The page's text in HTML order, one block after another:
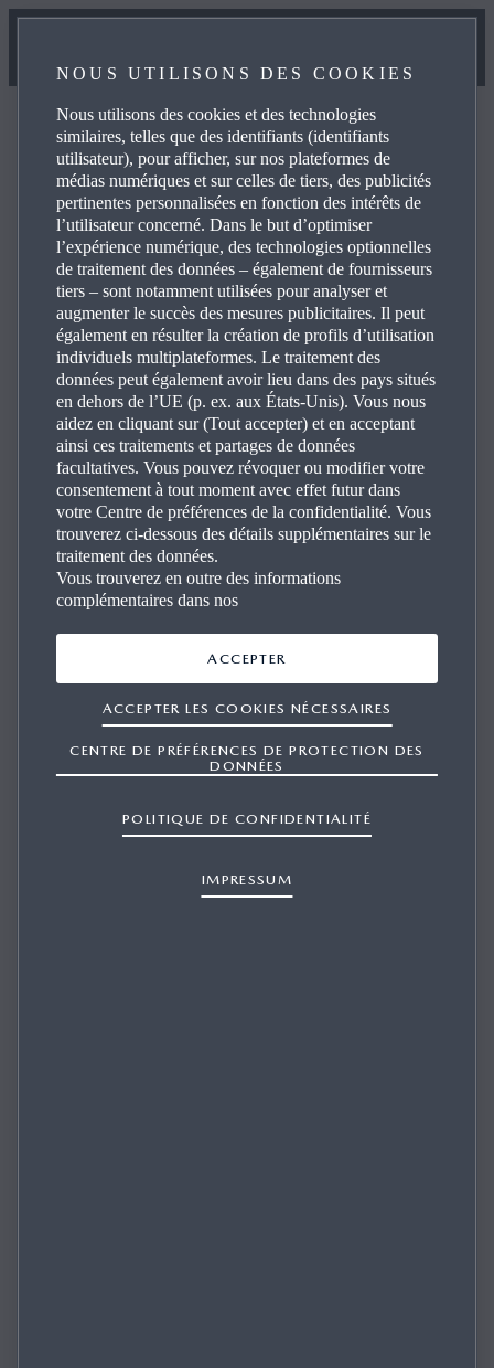
NOUS UTILISONS DES COOKIES
Nous utilisons des cookies et des technologies
similaires, telles que des identifiants (identifiants
utilisateur), pour afficher, sur nos plateformes de
médias numériques et sur celles de tiers, des publicités
pertinentes personnalisées en fonction des intérêts de
l’utilisateur concerné. Dans le but d’optimiser
l’expérience numérique, des technologies optionnelles
de traitement des données – également de fournisseurs
tiers – sont notamment utilisées pour analyser et
augmenter le succès des mesures publicitaires. Il peut
également en résulter la création de profils d’utilisation
individuels multiplateformes. Le traitement des
données peut également avoir lieu dans des pays situés
en dehors de l’UE (p. ex. aux États-Unis). Vous nous
aidez en cliquant sur (Tout accepter) et en acceptant
ainsi ces traitements et partages de données
facultatives. Vous pouvez révoquer ou modifier votre
consentement à tout moment avec effet futur dans
votre Centre de préférences de la confidentialité. Vous
trouverez ci-dessous des détails supplémentaires sur le
traitement des données.
Vous trouverez en outre des informations
complémentaires dans nos
POLITIQUE DE CONFIDENTIALITÉ
IMPRESSUM
CENTRE DE PRÉFÉRENCES DE PROTECTION DES
DONNÉES
ACCEPTER LES COOKIES NÉCESSAIRES
ACCEPTER